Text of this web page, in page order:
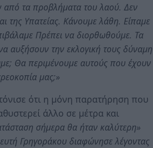
από τα προβλήματα του λαού. Δεν
της Υπατείας. Κάνουμε λάθη. Είπαμε
Πρέπει να διορθωθούμε. Τα
αυξήσουν την εκλογική τους δύναμη
Θα περιμένουμε αυτούς που έχουν
μας;»
ότι η μόνη παρατήρηση που
άλλο σε μέτρα και
σήμερα θα ήταν καλύτερη»
Γρηγοράκου διαφώνησε λέγοντας